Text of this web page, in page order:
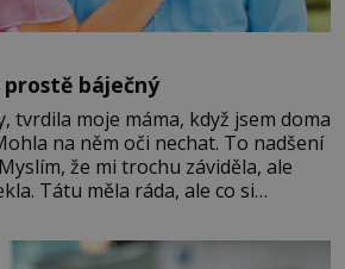
báječný
tvrdila moje máma, když jsem doma
na něm oči nechat. To nadšení
že mi trochu záviděla, ale
Tátu měla ráda, ale co si
Tehdy byla jiná doba, když